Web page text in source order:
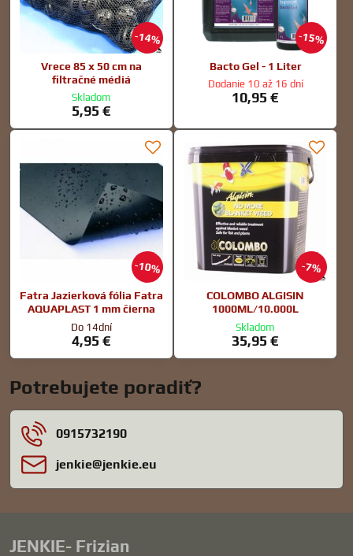
14%
Vrece 85 x 50 cm na
filtračné médiá
Skladom
5,95 €
15%
Bacto Gel - 1 Liter
Dodanie 10 až 16 dní
10,95 €
10%
Fatra Jazierková fólia Fatra
AQUAPLAST 1 mm čierna
Do 14dní
4,95 €
7%
COLOMBO ALGISIN
1000ML/10.000L
Skladom
35,95 €
Potrebujete poradiť?
0915732190
jenkie​@jenkie​.eu
JENKIE- Frizian